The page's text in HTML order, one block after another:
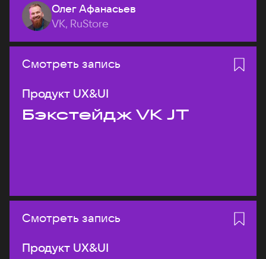
Олег Афанасьев
VK, RuStore
Смотреть запись
Продукт UX&UI
Бэкстейдж VK JT
Смотреть запись
Продукт UX&UI